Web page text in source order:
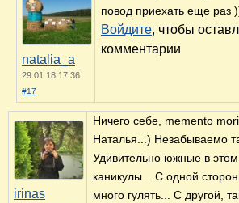
natalia_a
29.01.18 17:36
#17
повод приехать еще раз
Войдите, чтобы
комментарии
irinas
Ничего себе, memento
Наталья...) Незабываемо
Удивительно южные в этом
каникулы... С одной
много гулять... С другой,